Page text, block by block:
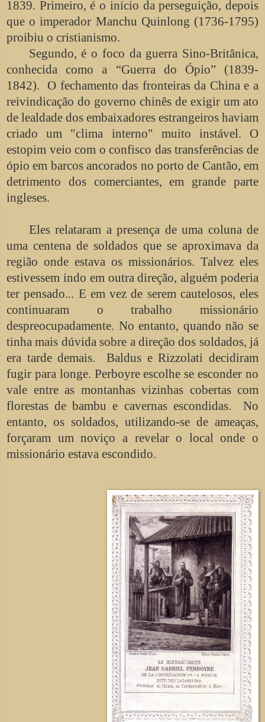
1839. Primeiro, é o início da perseguição, depois
que o imperador Manchu Quinlong (1736-1795)
proibiu o cristianismo.
Segundo, é o foco da guerra Sino-Britânica,
conhecida como a “Guerra do Ópio” (1839-
1842). O fechamento das fronteiras da China e a
reivindicação do governo chinês de exigir um ato
de lealdade dos embaixadores estrangeiros haviam
criado um "clima interno" muito instável. O
estopim veio com o confisco das transferências de
ópio em barcos ancorados no porto de Cantão, em
detrimento dos comerciantes, em grande parte
ingleses.
Eles relataram a presença de uma coluna de
uma centena de soldados que se aproximava da
região onde estava os missionários. Talvez eles
estivessem indo em outra direção, alguém poderia
ter pensado... E em vez de serem cautelosos, eles
continuaram o trabalho missionário
despreocupadamente. No entanto, quando não se
tinha mais dúvida sobre a direção dos soldados, já
era tarde demais. Baldus e Rizzolati decidiram
fugir para longe. Perboyre escolhe se esconder no
vale entre as montanhas vizinhas cobertas com
florestas de bambu e cavernas escondidas. No
entanto, os soldados, utilizando-se de ameaças,
forçaram um noviço a revelar o local onde o
missionário estava escondido.